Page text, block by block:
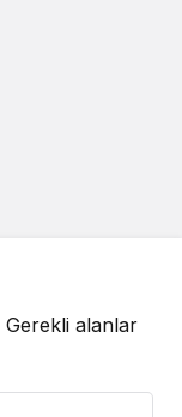
Gerekli alanlar